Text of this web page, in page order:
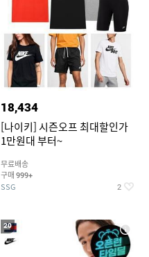
18,434
[나이키] 시즌오프 최대할인가
1만원대 부터~
무료배송
구매 999+
SSG 2
20